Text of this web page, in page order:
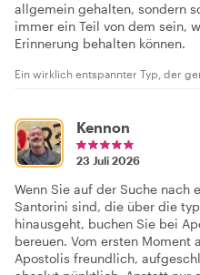
allgemein gehalten, sondern
immer ein Teil von dem sein,
Erinnerung behalten können.
Ein wirklich entspannter Typ, der
Kennon
23 Juli 2026
Wenn Sie auf der Suche nach
Santorini sind, die über die
hinausgeht, buchen Sie bei
bereuen. Vom ersten Moment
Apostolis freundlich,